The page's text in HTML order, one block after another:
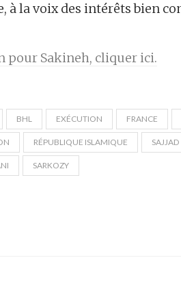
à la voix des intérêts bien
pour Sakineh, cliquer ici.
BHL EXÉCUTION FRANCE
RÉPUBLIQUE ISLAMIQUE SAJJAD
SARKOZY